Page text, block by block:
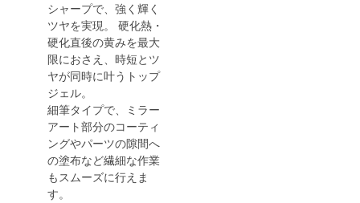
シャープで、強く輝く
ツヤを実現。 硬化熱・
硬化直後の黄みを最大
限におさえ、時短とツ
ヤが同時に叶うトップ
ジェル。
細筆タイプで、ミラー
アート部分のコーティ
ングやパーツの隙間へ
の塗布など繊細な作業
もスムーズに行えま
す。